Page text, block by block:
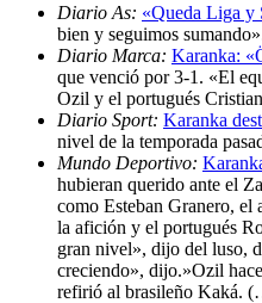
Diario As: «Queda Liga y
bien y seguimos
Diario Marca: Karanka:
que venció por 3-1. «El
Ozil y el portugués
Diario Sport: Karanka
nivel de la temporada
Mundo Deportivo:
hubieran querido ante el
como Esteban Granero,
la afición y el portugués
gran nivel», dijo del luso,
creciendo», dijo.»Ozil
refirió al brasileño Kaká.